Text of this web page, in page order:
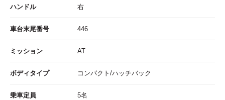
ハンドル 右
車台末尾番号 446
ミッション AT
ボディタイプ コンパクト/ハッチバック
乗車定員 5名